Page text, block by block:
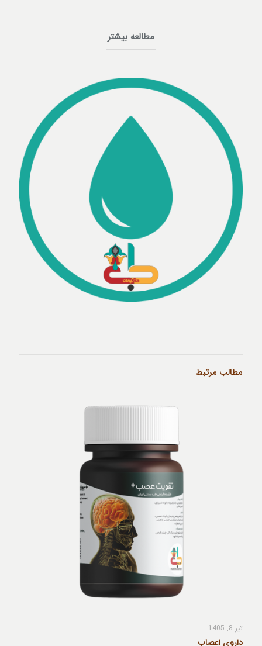
مطالعه بیشتر
مطالب مرتبط
تیر 8, 1405
داروی اعصاب